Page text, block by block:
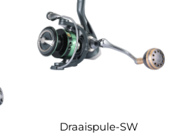
Draaispule-SW